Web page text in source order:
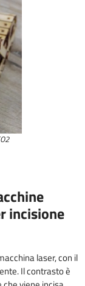
incisione
laser, con il
Il contrasto è